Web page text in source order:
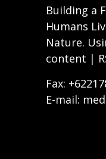
Building a
Humans
Nature.
content |
Fax:
E-mail: